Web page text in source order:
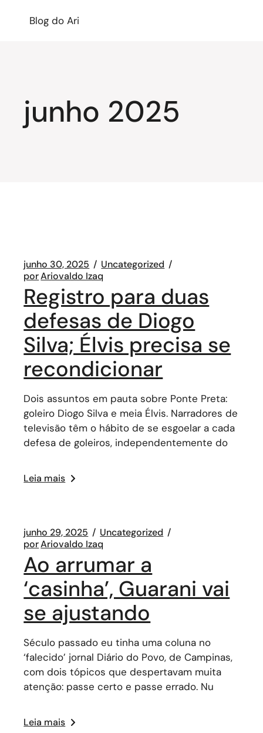
Blog do Ari
junho 2025
junho 30, 2025
Uncategorized
porAriovaldo Izaq
Registro para duas
defesas de Diogo
Silva; Élvis precisa se
recondicionar
Dois assuntos em pauta sobre Ponte Preta:
goleiro Diogo Silva e meia Élvis. Narradores de
televisão têm o hábito de se esgoelar a cada
defesa de goleiros, independentemente do
Leia mais
junho 29, 2025
Uncategorized
porAriovaldo Izaq
Ao arrumar a
‘casinha’, Guarani vai
se ajustando
Século passado eu tinha uma coluna no
‘falecido’ jornal Diário do Povo, de Campinas,
com dois tópicos que despertavam muita
atenção: passe certo e passe errado. Nu
Leia mais